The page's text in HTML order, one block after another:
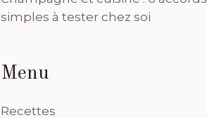
simples à tester chez soi
Menu
Recettes